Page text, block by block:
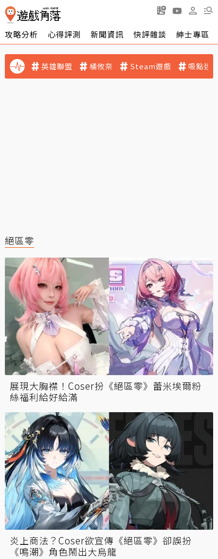
攻略分析 心得評測 新聞資訊 快評雜談 紳士專區
英雄聯盟 橘攸奈 Steam遊戲 吸點迷
絕區零
展現大胸襟！Coser扮《絕區零》蕾米埃爾粉
絲福利給好給滿
炎上商法？Coser欲宣傳《絕區零》卻誤扮
《鳴潮》角色鬧出大烏龍